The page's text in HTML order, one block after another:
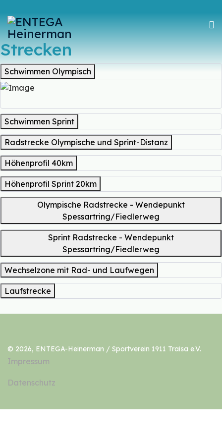
Strecken
Schwimmen Olympisch
Schwimmen Sprint
Radstrecke Olympische und Sprint-Distanz
Höhenprofil 40km
Höhenprofil Sprint 20km
Olympische Radstrecke - Wendepunkt
Spessartring/Fiedlerweg
Sprint Radstrecke - Wendepunkt
Spessartring/Fiedlerweg
Wechselzone mit Rad- und Laufwegen
Laufstrecke
© 2026, ENTEGA-Heinerman / Sportverein 1911 Traisa e.V.
Impressum
Datenschutz